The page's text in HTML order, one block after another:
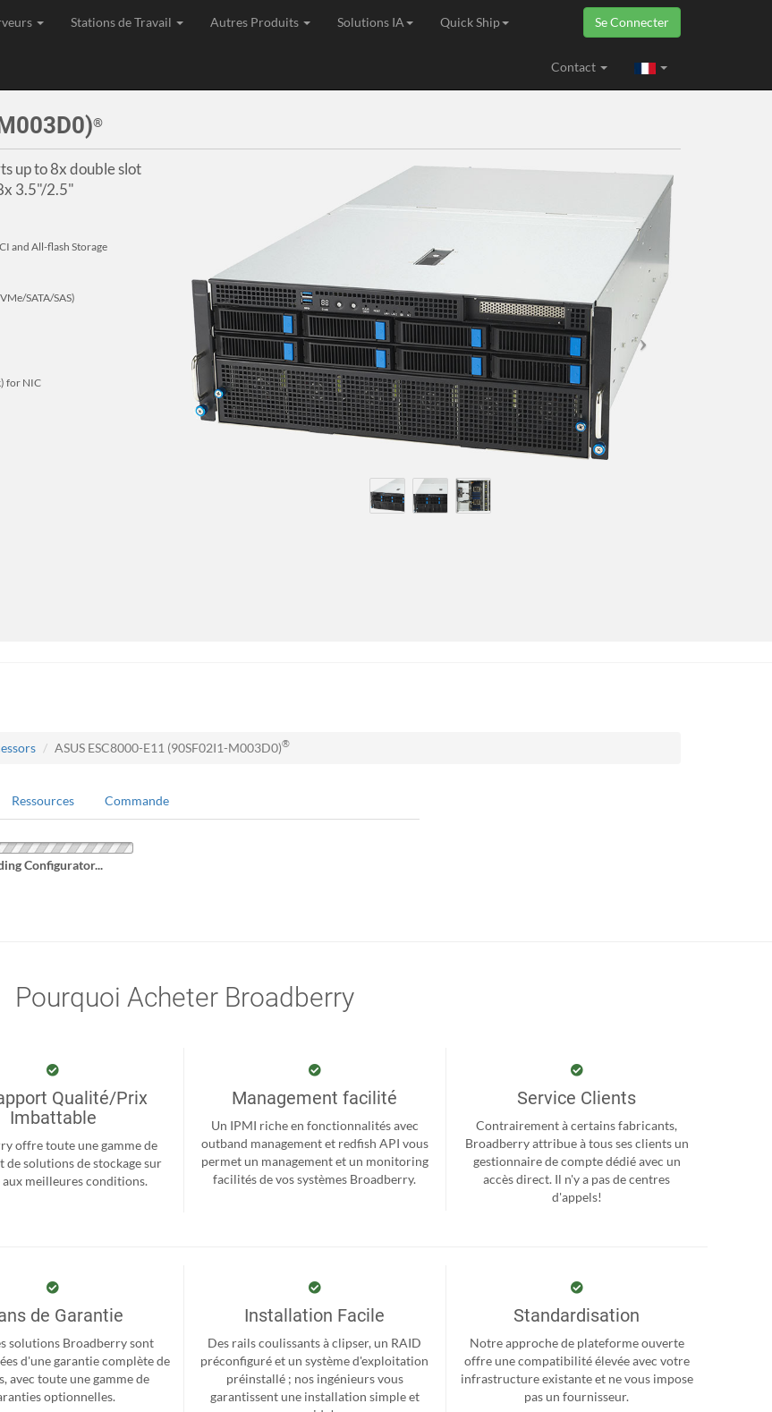
Stations de Travail Autres Produits Solutions IA Quick Ship Se Connecter
Contact
®
up to 8x double slot
3.5"/2.5"
and All-flash Storage
SATA/SAS)
for NIC
ASUS ESC8000-E11 (90SF02I1-M003D0)®
Ressources Commande
Configurator...
Pourquoi Acheter Broadberry
Qualité/Prix
Imbattable
offre toute une gamme de
de solutions de stockage sur
aux meilleures conditions.
Management facilité
Un IPMI riche en fonctionnalités avec
outband management et redfish API vous
permet un management et un monitoring
facilités de vos systèmes Broadberry.
Service Clients
Contrairement à certains fabricants,
Broadberry attribue à tous ses clients un
gestionnaire de compte dédié avec un
accès direct. Il n'y a pas de centres
d'appels!
de Garantie
solutions Broadberry sont
d'une garantie complète de
avec toute une gamme de
optionnelles.
Installation Facile
Des rails coulissants à clipser, un RAID
préconfiguré et un système d'exploitation
préinstallé ; nos ingénieurs vous
garantissent une installation simple et
Standardisation
Notre approche de plateforme ouverte
offre une compatibilité élevée avec votre
infrastructure existante et ne vous impose
pas un fournisseur.